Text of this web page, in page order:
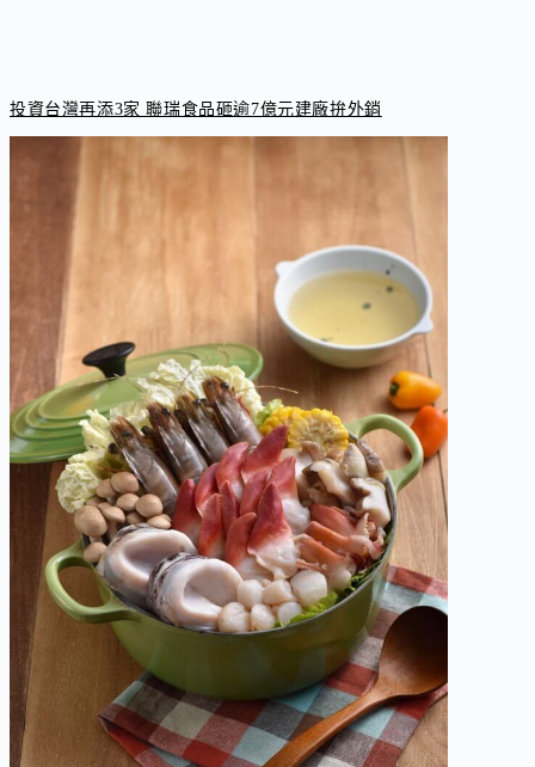
投資台灣再添3家 聯瑞食品砸逾7億元建廠拚外銷